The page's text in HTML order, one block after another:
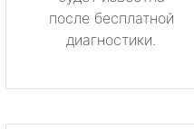
после бесплатной
диагностики.